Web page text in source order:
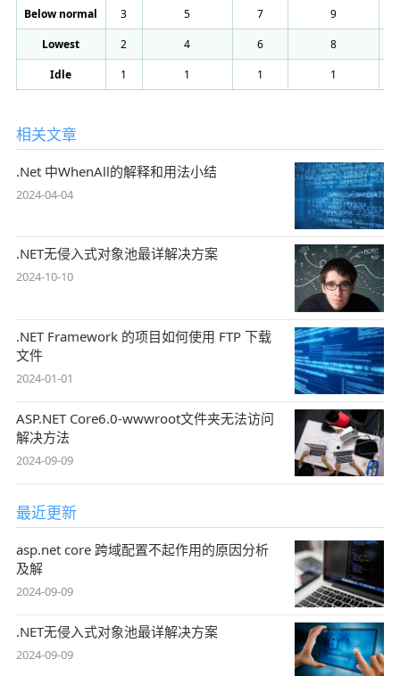
Below normal
3 5 7 9
Lowest
2 4 6 8
Idle
1 1 1 1
相关文章
.Net 中WhenAll的解释和用法小结
2024-04-04
.NET无侵入式对象池最详解决方案
2024-10-10
.NET Framework 的项目如何使用 FTP 下载
文件
2024-01-01
ASP.NET Core6.0-wwwroot文件夹无法访问
解决方法
2024-09-09
最近更新
asp.net core 跨域配置不起作用的原因分析
及解
2024-09-09
.NET无侵入式对象池最详解决方案
2024-09-09